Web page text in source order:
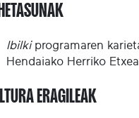
Ibilkiprogramaren
Hendaiako Herriko
ERAGILEAK